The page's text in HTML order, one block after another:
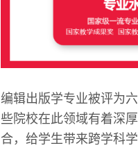
编辑出版学专业被评为
些院校在此领域有着深
合，给学生带来跨学科